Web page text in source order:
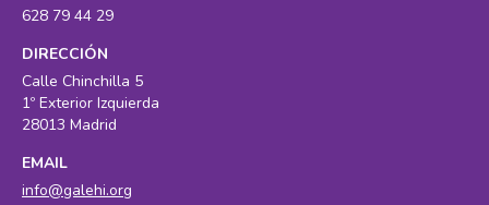
628 79 44 29
DIRECCIÓN
Calle Chinchilla 5
1º Exterior Izquierda
28013 Madrid
EMAIL
info@galehi.org